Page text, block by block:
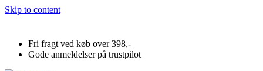
Skip to content
Fri fragt ved køb over 398,-
Gode anmeldelser på trustpilot